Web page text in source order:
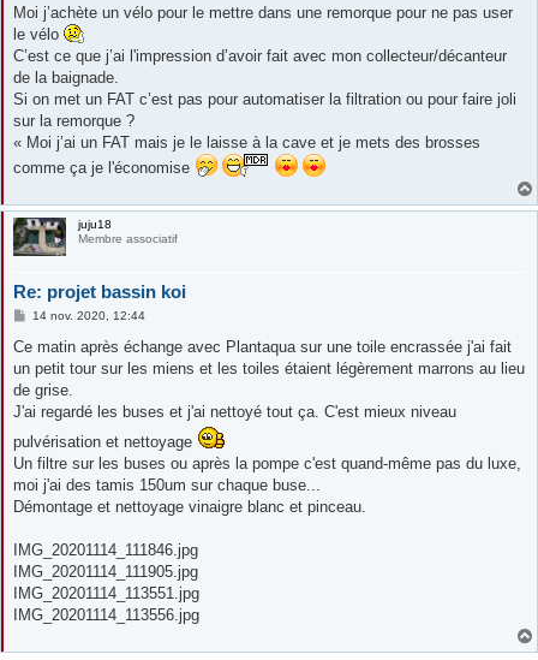
Moi j’achète un vélo pour le mettre dans une remorque pour ne pas user
le vélo
C’est ce que j’ai l'impression d’avoir fait avec mon collecteur/décanteur
de la baignade.
Si on met un FAT c’est pas pour automatiser la filtration ou pour faire joli
sur la remorque ?
« Moi j’ai un FAT mais je le laisse à la cave et je mets des brosses
comme ça je l'économise
juju18
Membre associatif
Re: projet bassin koi
M
s
a
g
14 nov. 2020, 12:44
Ce matin après échange avec Plantaqua sur une toile encrassée j'ai fait
un petit tour sur les miens et les toiles étaient légèrement marrons au lieu
de grise.
J'ai regardé les buses et j'ai nettoyé tout ça. C'est mieux niveau
pulvérisation et nettoyage
Un filtre sur les buses ou après la pompe c'est quand-même pas du luxe,
moi j'ai des tamis 150um sur chaque buse...
Démontage et nettoyage vinaigre blanc et pinceau.
IMG_20201114_111846.jpg
IMG_20201114_111905.jpg
IMG_20201114_113551.jpg
IMG_20201114_113556.jpg